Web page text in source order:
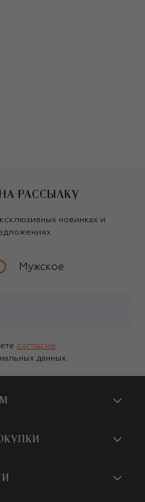
РАССЫЛКУ
новинках и
Мужское
согласие
данных
ЦУМ